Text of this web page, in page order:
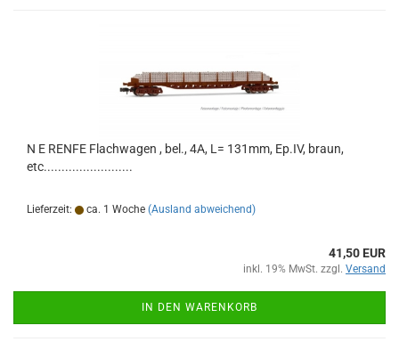
N E RENFE Flachwagen , bel., 4A, L= 131mm, Ep.IV, braun,
etc.........................
Lieferzeit: ca. 1 Woche (Ausland abweichend)
41,50 EUR
inkl. 19% MwSt. zzgl. Versand
IN DEN WARENKORB